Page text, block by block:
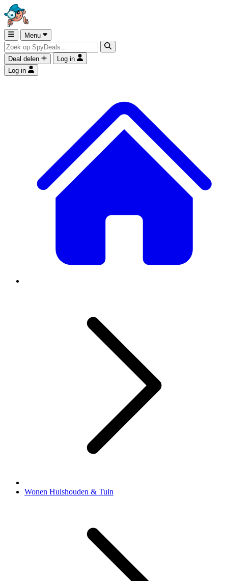
Menu
Deal delen
Log in
Log in
Wonen Huishouden & Tuin